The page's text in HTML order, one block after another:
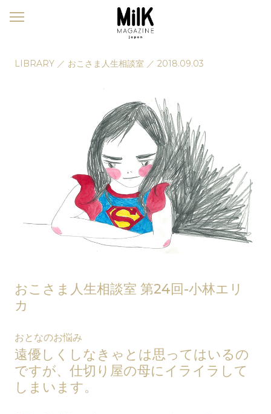
メ
LIBRARY ／ おこさま人生相談室 ／ 2018.09.03
おこさま人生相談室 第24回-小林エリ
カ
おとなのお悩み
遠優しくしなきゃとは思ってはいるの
ですが、仕切り屋の母にイライラして
しまいます。